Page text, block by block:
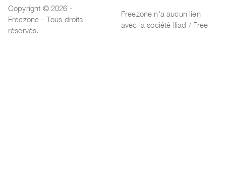
Copyright © 2026 -
Freezone - Tous droits
réservés.
Freezone n'a aucun lien
avec la société Iliad / Free